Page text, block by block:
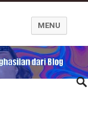
MENU